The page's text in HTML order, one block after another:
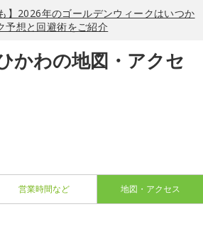
】2026年のゴールデンウィークはいつか
予想と回避術をご紹介
かわの地図・アクセ
営業時間など 地図・アクセス